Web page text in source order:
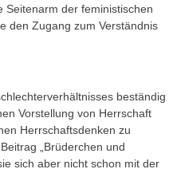
Seitenarm der feministischen
den Zugang zum Verständnis
beständig
Vorstellung von Herrschaft
Herrschaftsdenken zu
„Brüderchen und
sich aber nicht schon mit der